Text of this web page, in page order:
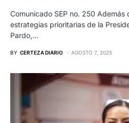
Comunicado SEP no. 250
estrategias prioritarias de la
Pardo,…
BY CERTEZA DIARIO AGOSTO 7, 2025